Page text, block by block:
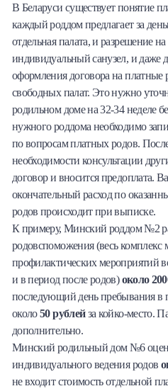
В Беларуси существует понятие
каждый роддом предлагает за
отдельная палата, и разрешение
индивидуальный санузел, и
оформления договора на платные
свободных палат. Это нужно
родильном доме на 32-34 неделе
нужного роддома необходимо
по вопросам платных родов.
необходимости консультации
договор и вносится предоплата.
окончательный расход по
родов происходит при выписке.
К примеру, Минский роддом №2
родовспоможения (весь
профилактических мероприятий
и в период после родов)около
последующий день пребывания в
около50 рублейза койко-место.
дополнительно.
Минский родильный дом №6
индивидуального ведения родов
не входит стоимость отдельной